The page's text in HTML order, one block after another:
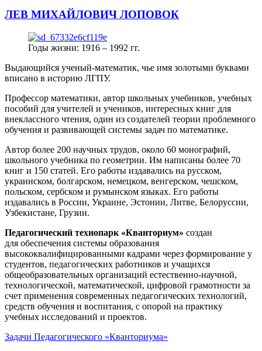
ЛЕВ МИХАЙЛОВИЧ ЛОПОВОК
Годы жизни: 1916 – 1992 гг.
Выдающийся ученый-математик, чье имя золотыми буквами
вписано в историю ЛГПУ.
Профессор математики, автор школьных учебников, учебных
пособий для учителей и учеников, интересных книг для
внеклассного чтения, один из создателей теории проблемного
обучения и развивающей системы задач по математике.
Автор более 200 научных трудов, около 60 монографий,
школьного учебника по геометрии. Им написаны более 70
книг и 150 статей. Его работы издавались на русском,
украинском, болгарском, немецком, венгерском, чешском,
польском, сербском и румынском языках. Его работы
издавались в России, Украине, Эстонии, Литве, Белоруссии,
Узбекистане, Грузии.
Педагогический технопарк «Кванториум» создан
для обеспечения системы образования
высококвалифицированными кадрами через формирование у
студентов, педагогических работников и учащихся
общеобразовательных организаций естественно-научной,
технологической, математической, цифровой грамотности за
счет применения современных педагогических технологий,
средств обучения и воспитания, с опорой на практику
учебных исследований и проектов.
Задачи Педагогического «Кванториума»